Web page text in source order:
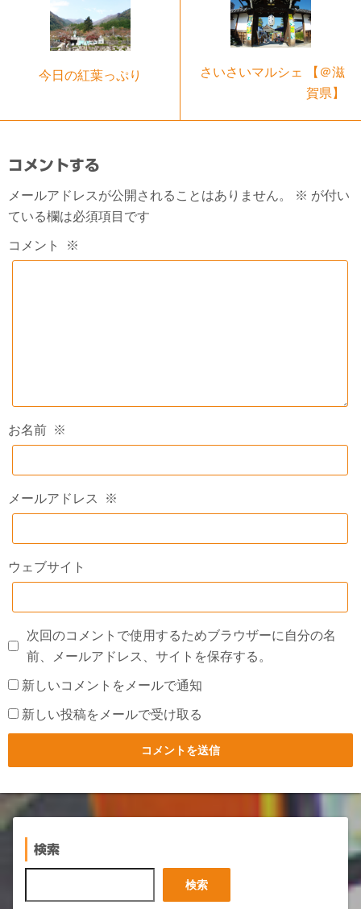
今日の紅葉っぷり
さいさいマルシェ 【＠滋
賀県】
コメントする
メールアドレスが公開されることはありません。 ※ が付い
ている欄は必須項目です
コメント ※
お名前 ※
メールアドレス ※
ウェブサイト
次回のコメントで使用するためブラウザーに自分の名
前、メールアドレス、サイトを保存する。
新しいコメントをメールで通知
新しい投稿をメールで受け取る
検索
索
検索